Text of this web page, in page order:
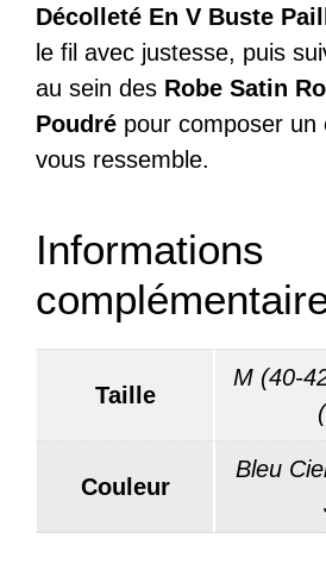
Décolleté En V Buste
le fil avec justesse, puis
au sein des Robe Satin
Poudré pour composer un
vous ressemble.
Informations
Taille
M (40-
Couleur
Bleu